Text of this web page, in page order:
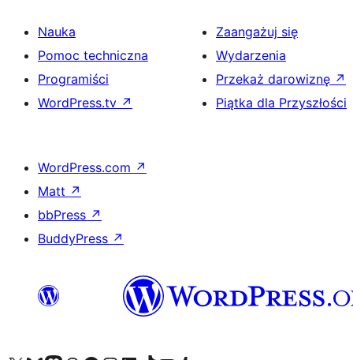
Nauka
Pomoc techniczna
Programiści
WordPress.tv ↗
Zaangażuj się
Wydarzenia
Przekaż darowiznę ↗
Piątka dla Przyszłości
WordPress.com ↗
Matt ↗
bbPress ↗
BuddyPress ↗